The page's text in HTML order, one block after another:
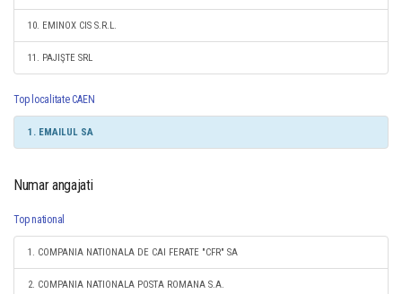
10. EMINOX CIS S.R.L.
11. PAJIŞTE SRL
Top localitate CAEN
1. EMAILUL SA
Numar angajati
Top national
1. COMPANIA NATIONALA DE CAI FERATE "CFR" SA
2. COMPANIA NATIONALA POSTA ROMANA S.A.